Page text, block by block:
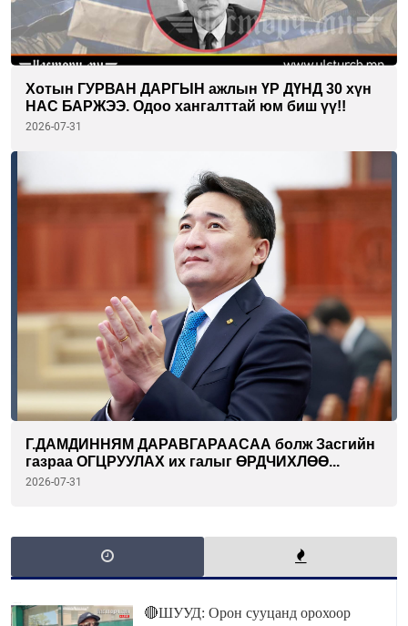
Хотын ГУРВАН ДАРГЫН ажлын ҮР ДҮНД 30 хүн
НАС БАРЖЭЭ. Одоо хангалттай юм биш үү!!
2026-07-31
Г.ДАМДИННЯМ ДАРАВГАРААСАА болж Засгийн
газраа ОГЦРУУЛАХ их галыг ӨРДЧИХЛӨӨ...
2026-07-31
🔴ШУУД: Орон сууцанд орохоор